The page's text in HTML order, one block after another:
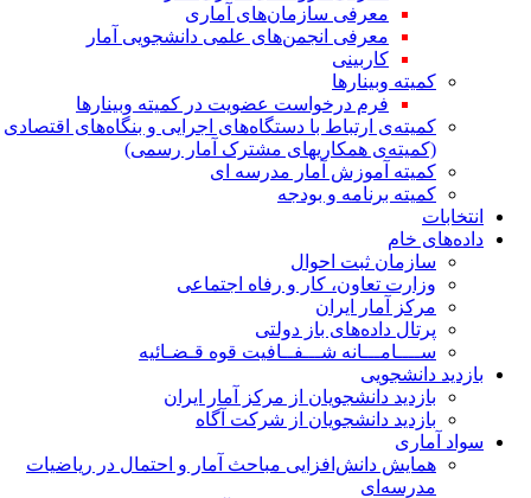
معرفی سازمان‌های آماری
معرفی انجمن‌های علمی دانشجویی آمار
کاربینی
کمیته وبینارها
فرم درخواست عضویت در کمیته وبینارها
کمیته‌ی ارتباط با دستگاه‌های اجرایی و بنگاه‌های اقتصادی
(کمیته‌ی همکاریهای مشترک آمار رسمی)
کمیته آموزش آمار مدرسه ای
کمیته برنامه و بودجه
انتخابات
داده‌های خام
سازمان ثبت احوال
وزارت تعاون، کار و رفاه اجتماعی
مرکز آمار ایران
پرتال داده‌های باز دولتی
ســــامـــانه شـــفــافیت قوه قـضـائیه
بازدید دانشجویی
بازدید دانشجویان از مرکز آمار ایران
بازدید دانشجویان از شرکت آگاه
سواد آماری
همایش دانش‌افزایی مباحث آمار و احتمال در ریاضیات
مدرسه‌ای